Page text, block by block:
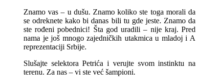
Znamo vas – u dušu. Znamo koliko ste toga morali da
se odreknete kako bi danas bili tu gde jeste. Znamo da
ste rođeni pobednici! Šta god uradili – nije kraj. Pred
nama je još mnogo zajedničkih utakmica u mladoj i A
reprezentaciji Srbije.
Slušajte selektora Petrića i verujte svom instinktu na
terenu. Za nas – vi ste već šampioni.